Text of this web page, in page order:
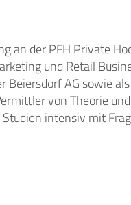
an der PFH Private
und Retail
Beiersdorf AG sowie
von Theorie
intensiv mit